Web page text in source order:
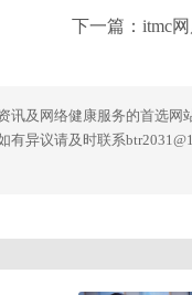
下一篇：itmc网店
讯及网络健康服务的首选网
异议请及时联系